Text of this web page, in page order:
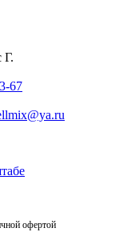
Г.
67
офертой